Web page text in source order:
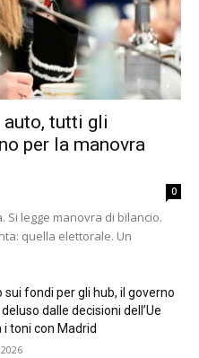
tutti gli
per la manovra
0
Si legge manovra di bilancio.
quella elettorale. Un
sui fondi per gli hub, il governo
dalle decisioni dell’Ue
toni con Madrid